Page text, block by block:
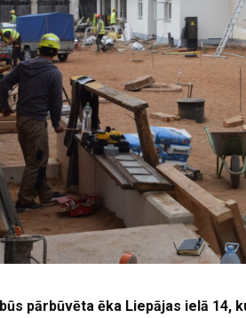
pārbūvēta ēka Liepājas ielā